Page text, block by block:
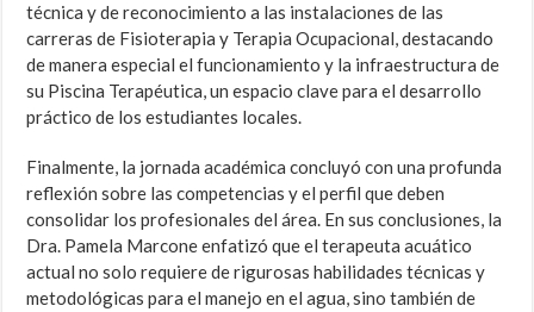
técnica y de reconocimiento a las instalaciones de las
carreras de Fisioterapia y Terapia Ocupacional, destacando
de manera especial el funcionamiento y la infraestructura de
su Piscina Terapéutica, un espacio clave para el desarrollo
práctico de los estudiantes locales.
Finalmente, la jornada académica concluyó con una profunda
reflexión sobre las competencias y el perfil que deben
consolidar los profesionales del área. En sus conclusiones, la
Dra. Pamela Marcone enfatizó que el terapeuta acuático
actual no solo requiere de rigurosas habilidades técnicas y
metodológicas para el manejo en el agua, sino también de